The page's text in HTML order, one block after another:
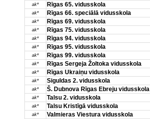
ak* Rīgas 65. vidusskola
ak* Rīgas 66. speciālā vidusskola
ak* Rīgas 69. vidusskola
ak* Rīgas 75. vidusskola
ak* Rīgas 94. vidusskola
ak* Rīgas 95. vidusskola
ak* Rīgas 99. vidusskola
ak* Rīgas Sergeja Žoltoka vidusskola
ak* Rīgas Ukraiņu vidusskola
ak* Siguldas 2. vidusskola
ak* Š. Dubnova Rīgas Ebreju vidusskola
ak* Talsu 2. vidusskola
ak* Talsu Kristīgā vidusskola
ak* Valmieras Viestura vidusskola